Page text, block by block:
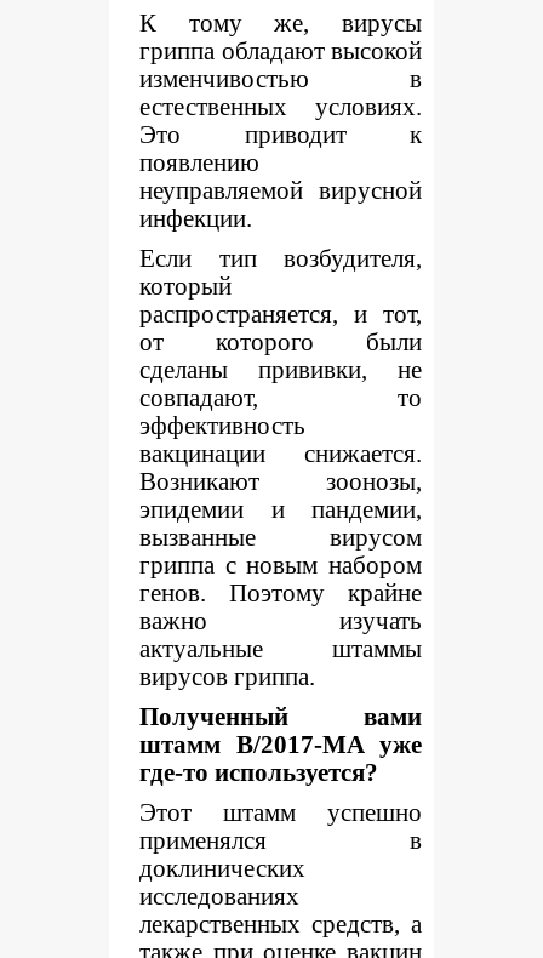
К тому же, вирусы
гриппа обладают высокой
изменчивостью в
естественных условиях.
Это приводит к
появлению
неуправляемой вирусной
инфекции.
Если тип возбудителя,
который
распространяется, и тот,
от которого были
сделаны прививки, не
совпадают, то
эффективность
вакцинации снижается.
Возникают зоонозы,
эпидемии и пандемии,
вызванные вирусом
гриппа с новым набором
генов. Поэтому крайне
важно изучать
актуальные штаммы
вирусов гриппа.
Полученный вами
штамм B/2017-MA уже
где-то используется?
Этот штамм успешно
применялся в
доклинических
исследованиях
лекарственных средств, а
также при оценке вакцин